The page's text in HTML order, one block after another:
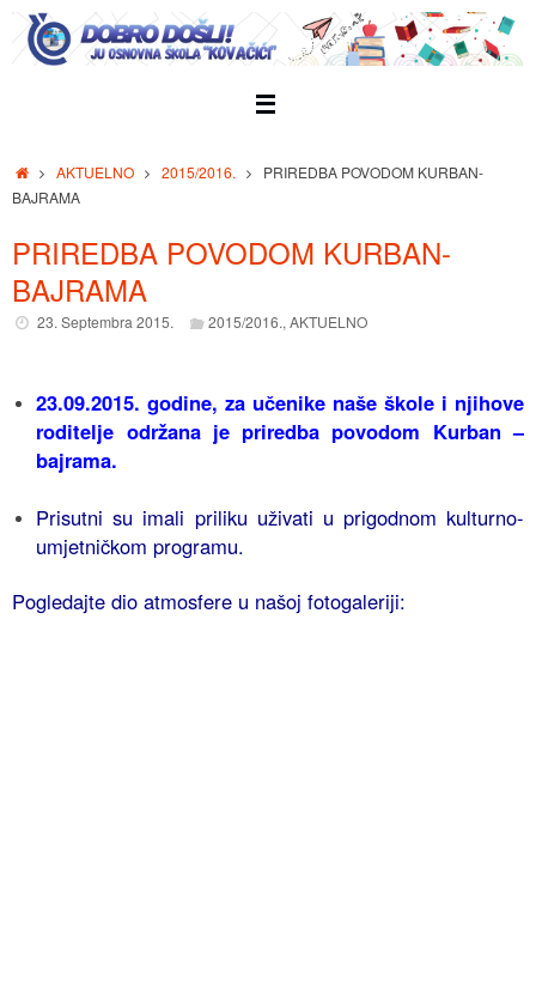
Skip
content
HomeAKTUELNO 2015/2016.
PRIREDBA POVODOM KURBAN-
BAJRAMA
PRIREDBA POVODOM KURBAN-
BAJRAMA
23. Septembra 2015. 2015/2016.,AKTUELNO
23.09.2015. godine, za učenike naše škole i njihove
roditelje održana je priredba povodom Kurban –
bajrama.
Prisutni su imali priliku uživati u prigodnom kulturno-
umjetničkom programu.
Pogledajte dio atmosfere u našoj fotogaleriji: